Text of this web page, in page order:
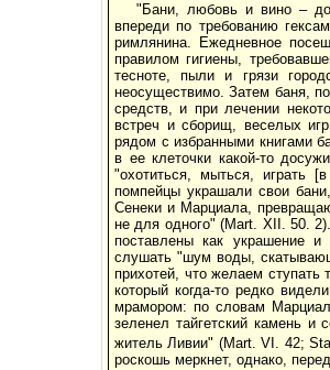
"Бани, любовь и вино – до
впереди по требованию
римлянина. Ежедневное
правилом гигиены,
тесноте, пыли и грязи
неосуществимо. Затем баня,
средств, и при лечении
встреч и сборищ, веселых
рядом с избранными книгами
в ее клеточки какой-то
"охотиться, мыться, играть
помпейцы украшали свои
Сенеки и Марциала,
не для одного" (Mart. XII. 50.
поставлены как украшение и
слушать "шум воды,
прихотей, что желаем
который когда-то редко
мрамором: по словам
зеленел тайгетский камень и
житель Ливии" (Mart. VI. 42;
роскошь меркнет, однако,